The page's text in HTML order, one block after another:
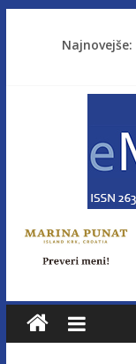
Najnovejše: